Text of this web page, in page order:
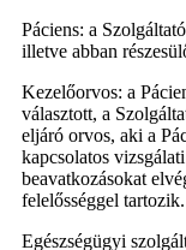
Páciens: a
illetve abban
Kezelőorvos: a
választott, a
eljáró orvos, aki a
kapcsolatos
beavatkozásokat
felelősséggel tartozik.
Egészségügyi